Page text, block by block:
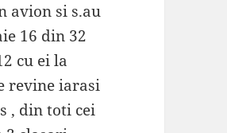
avion si s.au
16 din 32
cu ei la
revine iarasi
, din toti cei